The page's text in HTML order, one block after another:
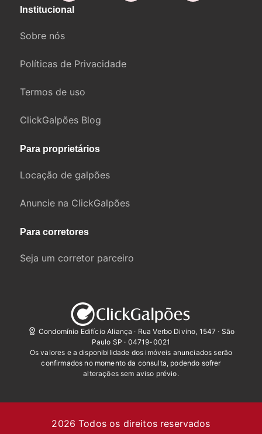
Institucional
Sobre nós
Políticas de Privacidade
Termos de uso
ClickGalpões Blog
Para proprietários
Locação de galpões
Anuncie na ClickGalpões
Para corretores
Seja um corretor parceiro
Condomínio Edifício Aliança · Rua Verbo Divino, 1547 · São
Paulo SP · 04719-0021
Os valores e a disponibilidade dos imóveis anunciados serão
confirmados no momento da consulta, podendo sofrer
alterações sem aviso prévio.
2026 Todos os direitos reservados